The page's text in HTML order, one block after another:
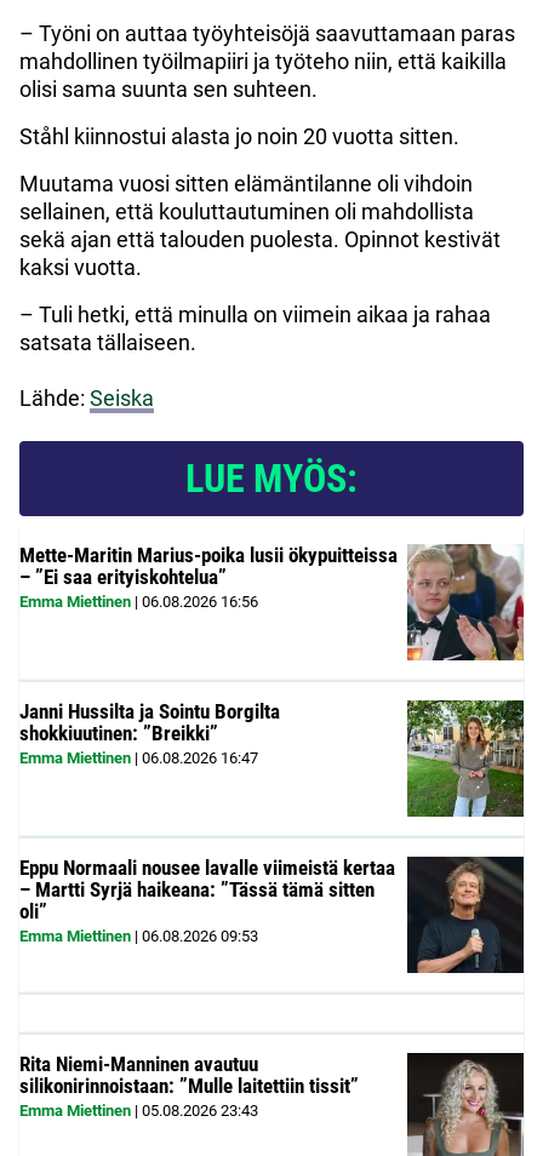
– Työni on auttaa työyhteisöjä saavuttamaan paras
mahdollinen työilmapiiri ja työteho niin, että kaikilla
olisi sama suunta sen suhteen.
Ståhl kiinnostui alasta jo noin 20 vuotta sitten.
Muutama vuosi sitten elämäntilanne oli vihdoin
sellainen, että kouluttautuminen oli mahdollista
sekä ajan että talouden puolesta. Opinnot kestivät
kaksi vuotta.
– Tuli hetki, että minulla on viimein aikaa ja rahaa
satsata tällaiseen.
Lähde: Seiska
LUE MYÖS:
Mette-Maritin Marius-poika lusii ökypuitteissa
– ”Ei saa erityiskohtelua”
Emma Miettinen | 06.08.2026 16:56
Janni Hussilta ja Sointu Borgilta
shokkiuutinen: ”Breikki”
Emma Miettinen | 06.08.2026 16:47
Eppu Normaali nousee lavalle viimeistä kertaa
– Martti Syrjä haikeana: ”Tässä tämä sitten
oli”
Emma Miettinen | 06.08.2026 09:53
Rita Niemi-Manninen avautuu
silikonirinnoistaan: ”Mulle laitettiin tissit”
Emma Miettinen | 05.08.2026 23:43